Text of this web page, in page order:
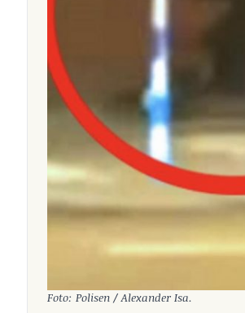
Foto: Polisen / Alexander Isa.